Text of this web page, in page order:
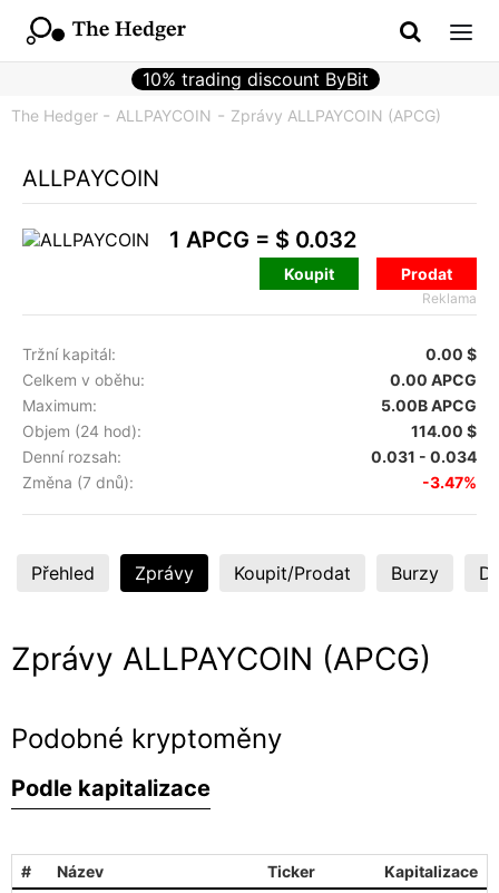
10% trading discount ByBit
The Hedger ALLPAYCOIN Zprávy ALLPAYCOIN (APCG)
ALLPAYCOIN
1 APCG = $ 0.032
Koupit Prodat
Reklama
Tržní kapitál:
0.00 $
Celkem v oběhu:
0.00 APCG
Maximum:
5.00B APCG
Objem (24 hod):
114.00 $
Denní rozsah:
0.031 - 0.034
Změna (7 dnů):
-3.47%
Přehled Zprávy Koupit/Prodat Burzy
Zprávy ALLPAYCOIN (APCG)
Podobné kryptoměny
Podle kapitalizace
# Název Ticker Kapitalizace